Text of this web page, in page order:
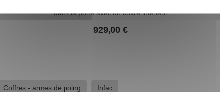
dans la porte avec un coffre intérieur
929,00 €
Coffres - armes de poing Infac